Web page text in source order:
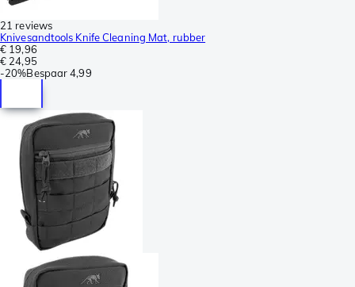
21 reviews
Knivesandtools Knife Cleaning Mat, rubber
€ 19,96
€ 24,95
-20%Bespaar 4,99